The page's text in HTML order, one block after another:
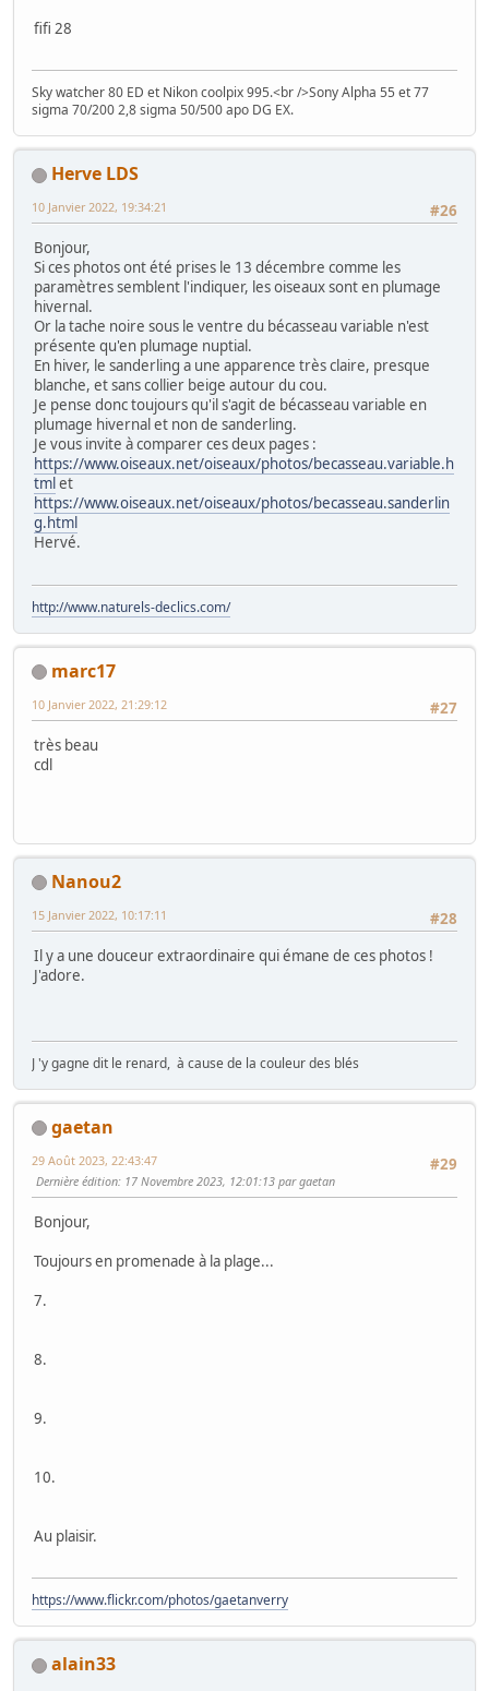
fifi 28
Sky watcher 80 ED et Nikon coolpix 995.<br />Sony Alpha 55 et 77
sigma 70/200 2,8 sigma 50/500 apo DG EX.
Herve LDS
#26
10 Janvier 2022, 19:34:21
Bonjour,
Si ces photos ont été prises le 13 décembre comme les
paramètres semblent l'indiquer, les oiseaux sont en plumage
hivernal.
Or la tache noire sous le ventre du bécasseau variable n'est
présente qu'en plumage nuptial.
En hiver, le sanderling a une apparence très claire, presque
blanche, et sans collier beige autour du cou.
Je pense donc toujours qu'il s'agit de bécasseau variable en
plumage hivernal et non de sanderling.
Je vous invite à comparer ces deux pages :
https://www.oiseaux.net/oiseaux/photos/becasseau.variable.h
tml et
https://www.oiseaux.net/oiseaux/photos/becasseau.sanderlin
g.html
Hervé.
http://www.naturels-declics.com/
marc17
#27
10 Janvier 2022, 21:29:12
très beau
cdl
Nanou2
#28
15 Janvier 2022, 10:17:11
Il y a une douceur extraordinaire qui émane de ces photos !
J'adore.
J 'y gagne dit le renard, à cause de la couleur des blés
gaetan
#29
29 Août 2023, 22:43:47
Dernière édition: 17 Novembre 2023, 12:01:13 par gaetan
Bonjour,
Toujours en promenade à la plage...
7.
8.
9.
10.
Au plaisir.
https://www.flickr.com/photos/gaetanverry
alain33